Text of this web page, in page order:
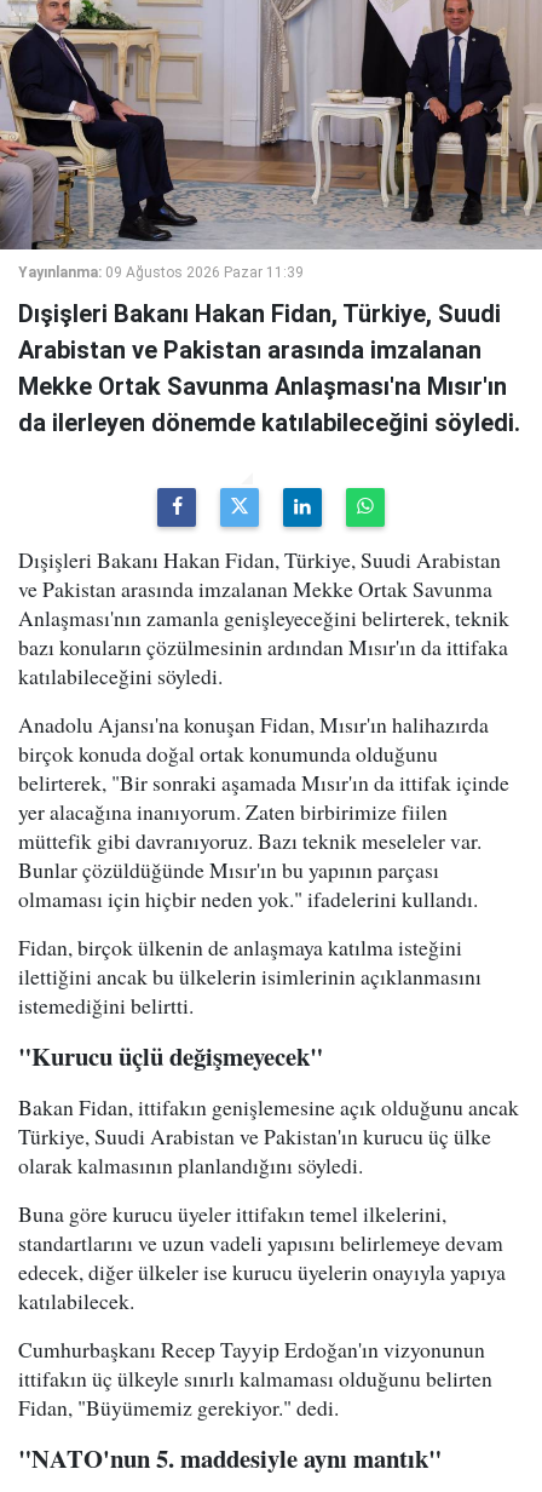
Yayınlanma: 09 Ağustos 2026 Pazar 11:39
Dışişleri Bakanı Hakan Fidan, Türkiye, Suudi
Arabistan ve Pakistan arasında imzalanan
Mekke Ortak Savunma Anlaşması'na Mısır'ın
da ilerleyen dönemde katılabileceğini söyledi.
Dışişleri Bakanı Hakan Fidan, Türkiye, Suudi Arabistan
ve Pakistan arasında imzalanan Mekke Ortak Savunma
Anlaşması'nın zamanla genişleyeceğini belirterek, teknik
bazı konuların çözülmesinin ardından Mısır'ın da ittifaka
katılabileceğini söyledi.
Anadolu Ajansı'na konuşan Fidan, Mısır'ın halihazırda
birçok konuda doğal ortak konumunda olduğunu
belirterek, "Bir sonraki aşamada Mısır'ın da ittifak içinde
yer alacağına inanıyorum. Zaten birbirimize fiilen
müttefik gibi davranıyoruz. Bazı teknik meseleler var.
Bunlar çözüldüğünde Mısır'ın bu yapının parçası
olmaması için hiçbir neden yok." ifadelerini kullandı.
Fidan, birçok ülkenin de anlaşmaya katılma isteğini
ilettiğini ancak bu ülkelerin isimlerinin açıklanmasını
istemediğini belirtti.
"Kurucu üçlü değişmeyecek"
Bakan Fidan, ittifakın genişlemesine açık olduğunu ancak
Türkiye, Suudi Arabistan ve Pakistan'ın kurucu üç ülke
olarak kalmasının planlandığını söyledi.
Buna göre kurucu üyeler ittifakın temel ilkelerini,
standartlarını ve uzun vadeli yapısını belirlemeye devam
edecek, diğer ülkeler ise kurucu üyelerin onayıyla yapıya
katılabilecek.
Cumhurbaşkanı Recep Tayyip Erdoğan'ın vizyonunun
ittifakın üç ülkeyle sınırlı kalmaması olduğunu belirten
Fidan, "Büyümemiz gerekiyor." dedi.
"NATO'nun 5. maddesiyle aynı mantık"